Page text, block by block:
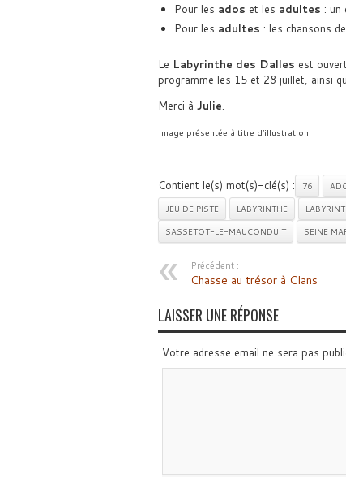
Pour les ados et les adultes : un
Pour les adultes : les chansons
Le Labyrinthe des Dalles est
programme les 15 et 28 juillet, ainsi
Merci à Julie.
Image présentée à titre d’illustration
Contient le(s) mot(s)-clé(s) : 76
JEU DE PISTE
LABYRINTHE
SASSETOT-LE-MAUCONDUIT
SEINE
Précédent :
Chasse au trésor à Clans
LAISSER UNE RÉPONSE
Votre adresse email ne sera pas